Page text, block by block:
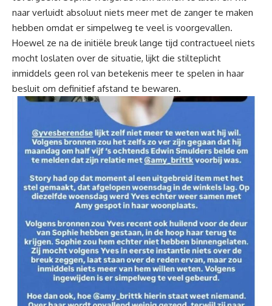
naar verluidt absoluut niets meer met de zanger te maken
hebben omdat er simpelweg te veel is voorgevallen.
Hoewel ze na de initiële breuk lange tijd contractueel niets
mocht loslaten over de situatie, lijkt die stilteplicht
inmiddels geen rol van betekenis meer te spelen in haar
besluit om definitief afstand te bewaren.